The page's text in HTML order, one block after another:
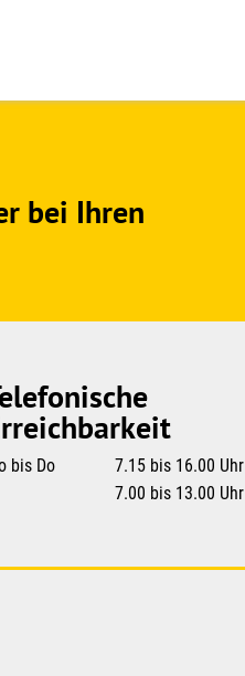
bei Ihren
bis Do
7.15 bis 16.00 Uhr
7.00 bis 13.00 Uhr